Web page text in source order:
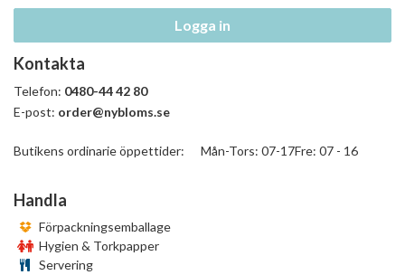
Logga in
Kontakta
Telefon: 0480-44 42 80
E-post: order@nybloms.se
Butikens ordinarie öppettider: Mån-Tors: 07-17Fre: 07 - 16
Handla
Förpackningsemballage
Hygien & Torkpapper
Servering